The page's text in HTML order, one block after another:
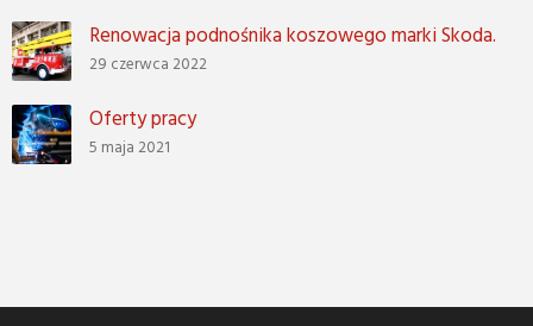
Renowacja podnośnika koszowego marki Skoda.
29 czerwca 2022
Oferty pracy
5 maja 2021